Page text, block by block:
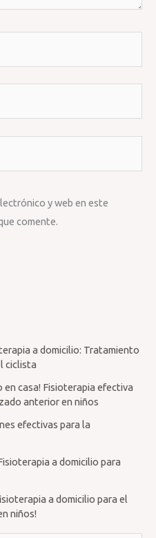
y web en este
comente.
a domicilio: Tratamiento
ciclista
en casa! Fisioterapia efectiva
anterior en niños
efectivas para la
a domicilio para
a domicilio para el
niños!